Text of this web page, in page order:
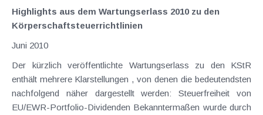
Highlights aus dem Wartungserlass 2010 zu den
Körperschaftsteuerrichtlinien
Juni 2010
Der kürzlich veröffentlichte Wartungserlass zu den KStR
enthält mehrere Klarstellungen , von denen die bedeutendsten
nachfolgend näher dargestellt werden: Steuerfreiheit von
EU/EWR-Portfolio-Dividenden Bekanntermaßen wurde durch